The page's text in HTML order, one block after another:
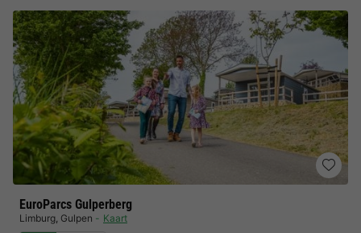
EuroParcs Gulperberg
Limburg, Gulpen Kaart